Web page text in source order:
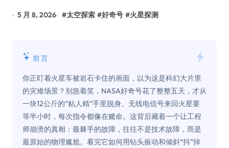
5 月 8, 2026 #太空探索 #好奇号 #火星探测
前言
你正盯着火星车被岩石卡住的画面，以为这是科幻大片里
的灾难场景？别急着笑，NASA好奇号花了整整五天，才从
一块12公斤的“粘人精”手里脱身。无线电信号来回火星要
等半小时，每次指令都像在赌命。这背后藏着一个让工程
师崩溃的真相：最棘手的故障，往往不是技术故障，而是
最原始的物理尴尬。看完它如何用钻头振动和倾斜“抖”掉